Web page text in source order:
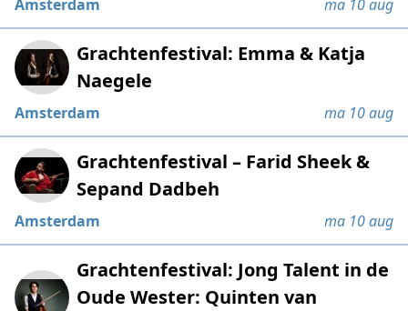
Amsterdam ma 10 aug
Grachtenfestival: Emma & Katja
Naegele
Amsterdam ma 10 aug
Grachtenfestival – Farid Sheek &
Sepand Dadbeh
Amsterdam ma 10 aug
Grachtenfestival: Jong Talent in de
Oude Wester: Quinten van